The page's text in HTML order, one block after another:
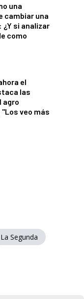
una
cambiar una
si analizar
como
el
las
agro
veo más
La Segunda